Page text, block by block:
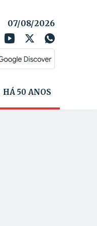
07/08/2026
HÁ 50 ANOS